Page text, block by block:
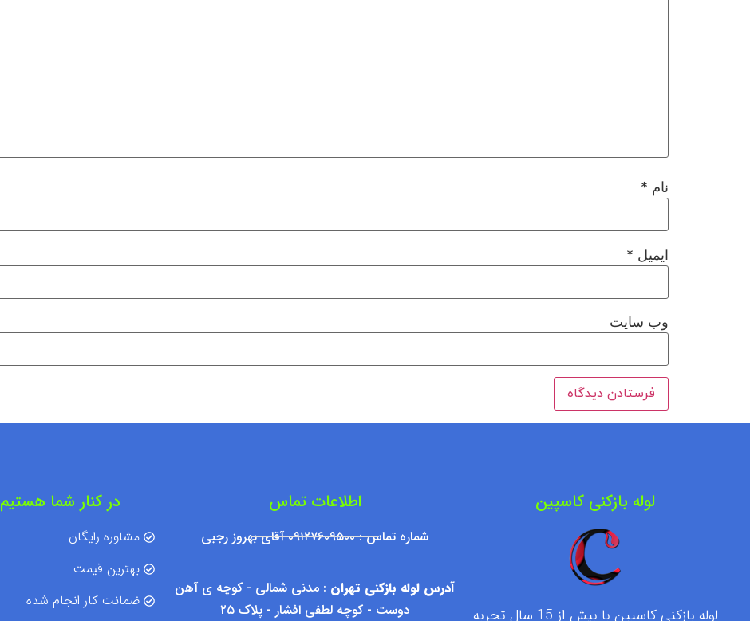
نام *
ایمیل *
وب‌ سایت
لوله بازکنی کاسپین
لوله بازکنی کاسپین با بیش از 15 سال تجربه
اطلاعات تماس
شماره تماس : ۰۹۱۲۷۶۰۹۵۰۰ آقای بهروز رجبی
آدرس لوله بازکنی تهران : مدنی شمالی - کوچه ی آهن
دوست - کوچه لطفی افشار - پلاک ۲۵
در کنار شما هستیم
مشاوره رایگان
بهترین قیمت
ضمانت کار انجام شده